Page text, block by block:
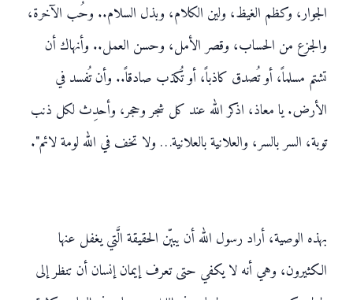
الجوار، وكظم الغيظ، ولين الكلام، وبذل السلام.. وحُب الآخرة،
والجزع من الحساب، وقصر الأمل، وحسن العمل.. وأنهاك أن
تشتم مسلماً، أو تُصدق كاذباً، أو تُكذب صادقاً.. وأن تُفسد في
الأرض. يا معاذ، اذكر الله عند كل شجر وحجر، وأحدِث لكل ذنب
توبة، السر بالسر، والعلانية بالعلانية… ولا تخف في الله لومة لائم".
بهذه الوصية، أراد رسول الله أن يبيّن الحقيقة الَّتي يغفل عنها
الكثيرون، وهي أنه لا يكفي حتى تعرف إيمان إنسان أن تنظر إلى